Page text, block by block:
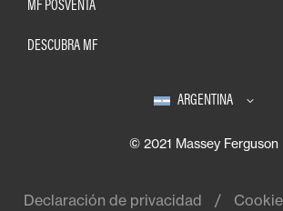
MF POSVENTA
DESCUBRA MF
ARGENTINA
© 2021 Massey Ferguson
Declaración de privacidad